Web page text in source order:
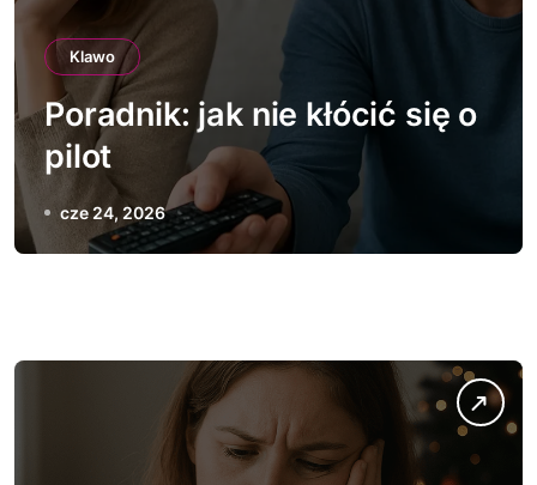
Klawo
Poradnik: jak nie kłócić się o
pilot
cze 24, 2026